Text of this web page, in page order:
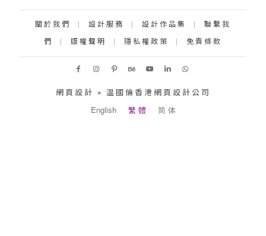
關於我們 | 設計服務 | 設計作品集 | 聯繫我
們 | 版權聲明 | 隱私權政策 | 免責條款
網頁設計 » 温國倫香港網頁設計公司
English 繁 體 简 体